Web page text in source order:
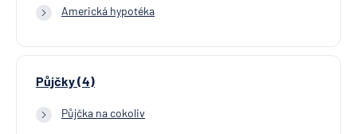
Americká hypotéka
Půjčky (4)
Půjčka na cokoliv